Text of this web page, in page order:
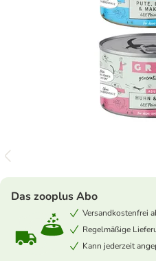
Das zooplus Abo
Versandkostenfrei
Regelmäßige
Kann jederzeit